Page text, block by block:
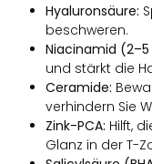
Hyaluronsäure:
beschweren.
Niacinamid (2–5
und stärkt die
Ceramide:
verhindern Sie
Zink-PCA: Hilft,
Glanz in der T-